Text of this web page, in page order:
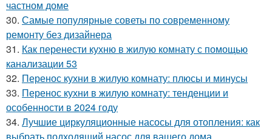
частном доме
30. Самые популярные советы по современному
ремонту без дизайнера
31. Как перенести кухню в жилую комнату с помощью
канализации 53
32. Перенос кухни в жилую комнату: плюсы и минусы
33. Перенос кухни в жилую комнату: тенденции и
особенности в 2024 году
34. Лучшие циркуляционные насосы для отопления: как